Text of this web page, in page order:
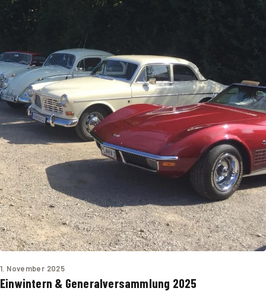
1. November 2025
Einwintern & Generalversammlung 2025